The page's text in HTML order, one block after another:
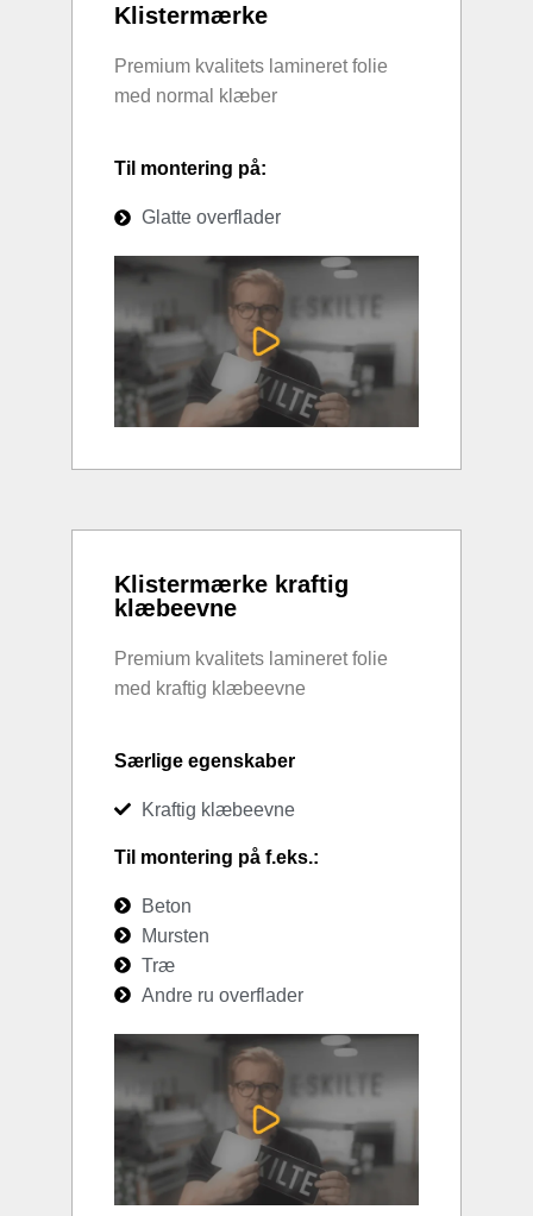
Klistermærke
Premium kvalitets lamineret folie
med normal klæber
Til montering på:
Glatte overflader
Klistermærke kraftig
klæbeevne
Premium kvalitets lamineret folie
med kraftig klæbeevne
Særlige egenskaber
Kraftig klæbeevne
Til montering på f.eks.:
Beton
Mursten
Træ
Andre ru overflader